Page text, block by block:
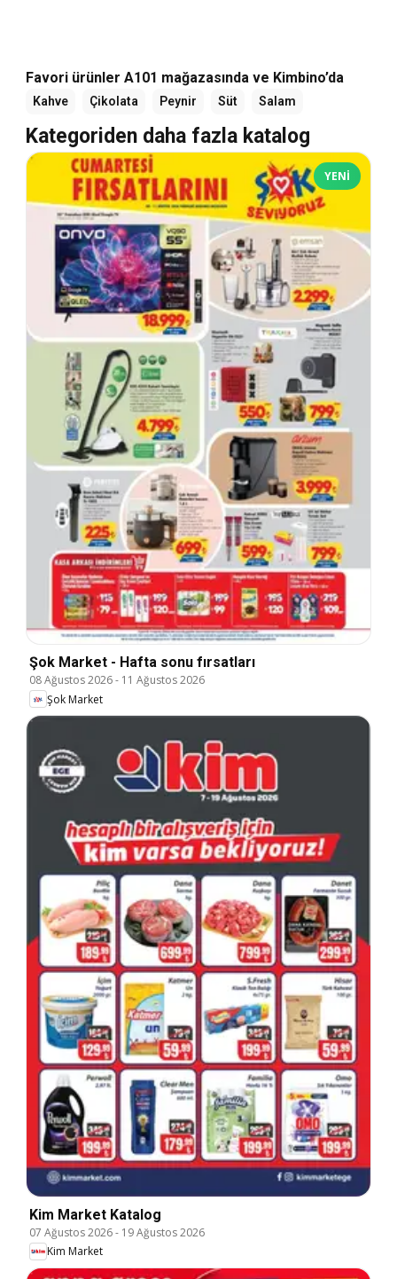
Favori ürünler A101 mağazasında ve Kimbino’da
Kahve Çikolata Peynir Süt Salam
Kategoriden daha fazla katalog
YENI
Şok Market - Hafta sonu fırsatları
08 Ağustos 2026- 11 Ağustos 2026
Şok Market
Kim Market Katalog
07 Ağustos 2026- 19 Ağustos 2026
Kim Market